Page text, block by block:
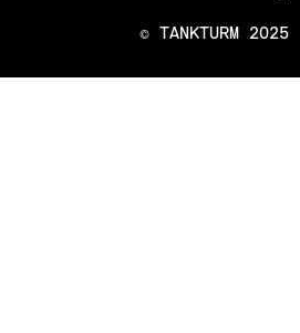
© TANKTURM 2025